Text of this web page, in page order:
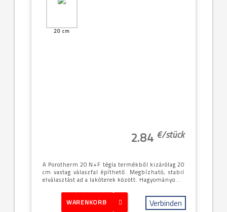
20 cm
2.84 €/stück
A Porotherm 20 N+F tégla termékből kizárólag 20
cm vastag válaszfal építhető. Megbízható, stabil
elválasztást ad a lakóterek között. Hagyományo...
WARENKORB Verbinden